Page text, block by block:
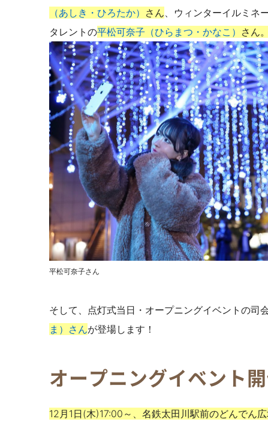
（あしき・ひろたか） さん 、ウィンターイルミ
タレントの平松可奈子（ひらまつ・かなこ） さん。
平松可奈子さん
そして、点灯式当日・オープニングイベントの司
ま）さんが登場します！
オープニングイベント開
12月1日(木)17:00～、名鉄太田川駅前のどんでん